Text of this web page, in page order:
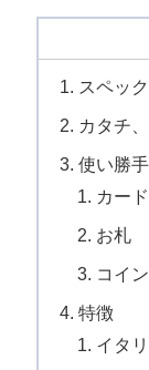
スペック
カタチ
使い勝手
カード
お札
コイン
特徴
イタ